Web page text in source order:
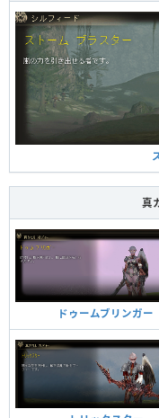
真
ドゥームブリンガー